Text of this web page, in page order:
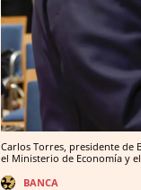
Carlos Torres, presidente de
el Ministerio de Economía y
BANCA